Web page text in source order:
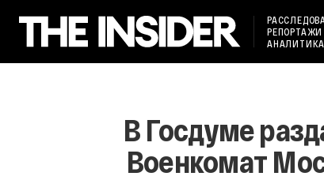
РЕПОРТАЖИ
АНАЛИТИКА
В Госдуме
Военкомат